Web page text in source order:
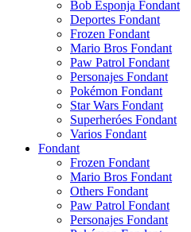
Bob Esponja Fondant
Deportes Fondant
Frozen Fondant
Mario Bros Fondant
Paw Patrol Fondant
Personajes Fondant
Pokémon Fondant
Star Wars Fondant
Superheróes Fondant
Varios Fondant
Fondant
Frozen Fondant
Mario Bros Fondant
Others Fondant
Paw Patrol Fondant
Personajes Fondant